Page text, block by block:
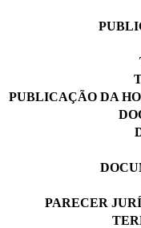
PUBLICAÇÃO DA
PARECER